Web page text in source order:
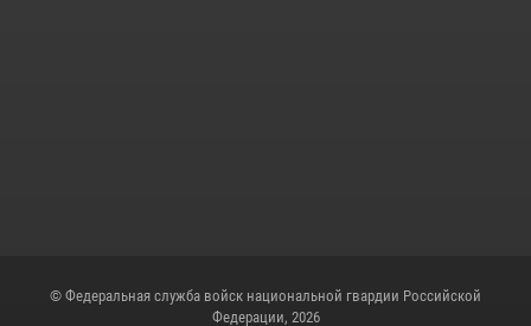
© Федеральная служба войск национальной гвардии Российской
Федерации, 2026